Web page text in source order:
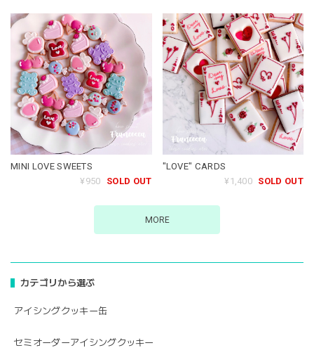
カテゴリから選ぶ
アイシングクッキー缶
セミオーダーアイシングクッキー
MINI LOVE SWEETS
¥950
SOLD OUT
"LOVE" CARDS
¥1,400 SOLD OUT
MORE